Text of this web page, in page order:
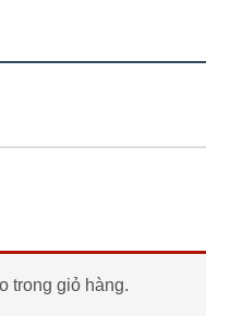
trong giỏ hàng.